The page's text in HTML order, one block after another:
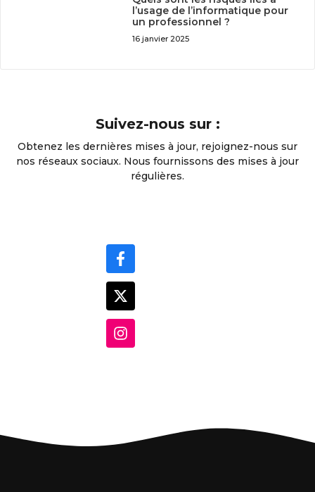
l’usage de l’informatique pour
un professionnel ?
16 janvier 2025
Suivez-nous sur :
Obtenez les dernières mises à jour, rejoignez-nous sur
nos réseaux sociaux. Nous fournissons des mises à jour
régulières.